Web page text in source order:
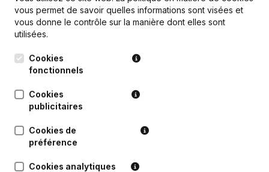
vous permet de savoir quelles informations sont visées et
vous donne le contrôle sur la manière dont elles sont
utilisées.
Cookies
fonctionnels
Cookies
publicitaires
Cookies de
préférence
Cookies analytiques
Kantorenpark Everest
Leuvensesteenweg
248D,
1800 Vilvoorde
Produit
Informations d’entreprise